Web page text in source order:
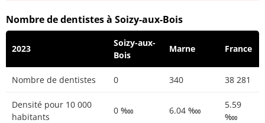
Nombre de dentistes à Soizy-aux-Bois
2023
Soizy-aux-
Bois
Marne France
Nombre de dentistes 0 340 38 281
Densité pour 10 000
habitants
0 ‱ 6.04 ‱
5.59
‱